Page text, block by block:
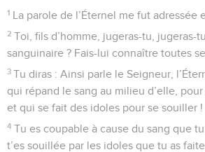
1 La parole de l’Éternel me fut adressée
2 Toi, fils d’homme, jugeras-tu, jugeras-
sanguinaire ? Fais-lui connaître toutes
3 Tu diras : Ainsi parle le Seigneur,
qui répand le sang au milieu d’elle,
et qui se fait des idoles pour se souiller !
4 Tu es coupable à cause du sang que
t’es souillée par les idoles que tu as